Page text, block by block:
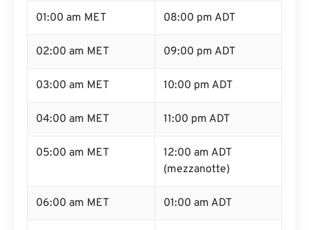
01:00 am MET 08:00 pm ADT
02:00 am MET 09:00 pm ADT
03:00 am MET 10:00 pm ADT
04:00 am MET 11:00 pm ADT
05:00 am MET
12:00 am ADT
(mezzanotte)
06:00 am MET 01:00 am ADT